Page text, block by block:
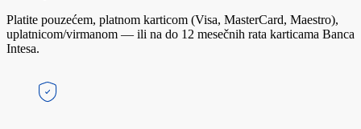
Platite pouzećem, platnom karticom (Visa, MasterCard, Maestro),
uplatnicom/virmanom — ili na do 12 mesečnih rata karticama Banca
Intesa.